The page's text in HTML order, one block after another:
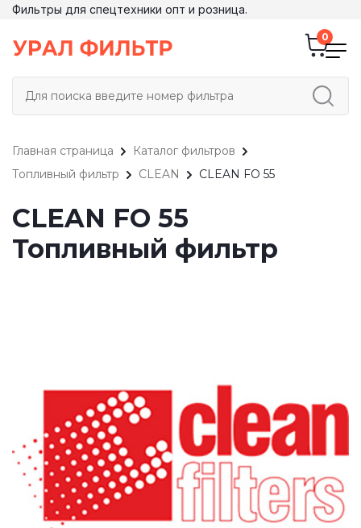
Фильтры для спецтехники опт и розница.
Главная страница
Каталог фильтров
Топливный фильтр
CLEAN CLEAN FO 55
CLEAN FO 55
Топливный фильтр